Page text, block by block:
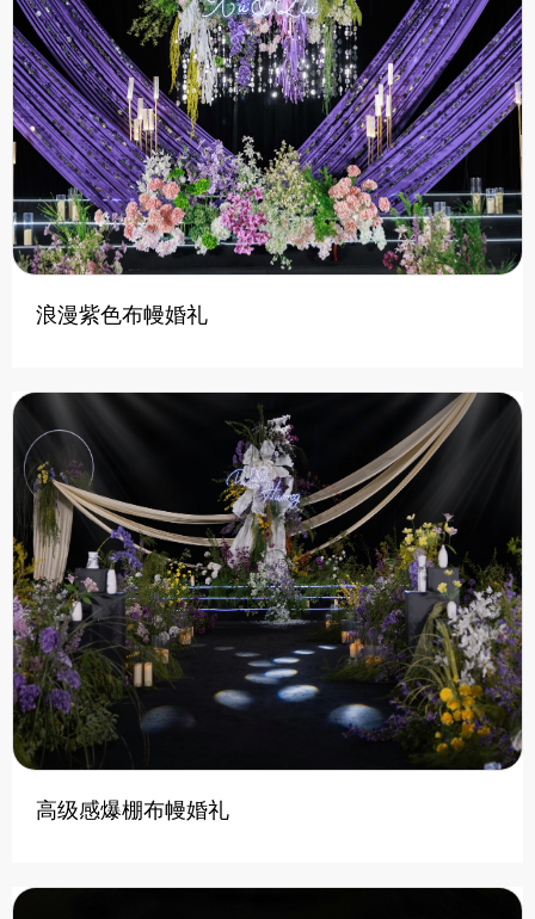
浪漫紫色布幔婚礼
高级感爆棚布幔婚礼